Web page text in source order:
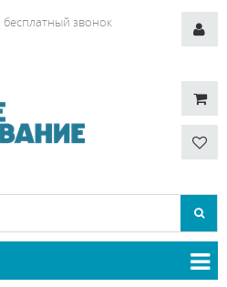
бесплатный звонок